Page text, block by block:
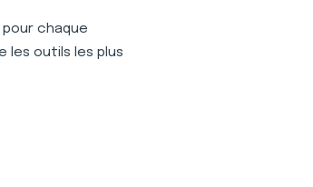
chaque
les outils les plus